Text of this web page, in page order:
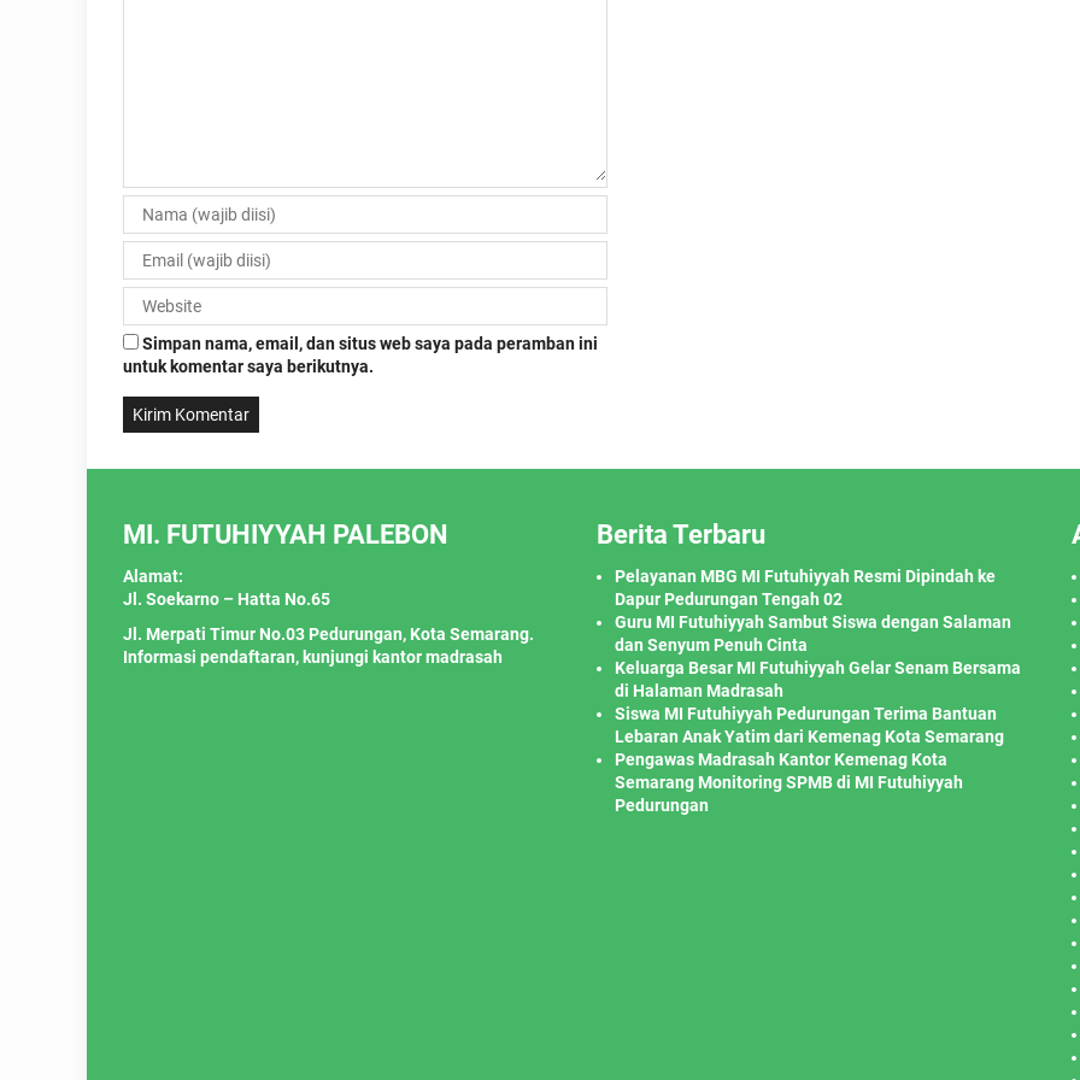
Simpan nama, email, dan situs web saya pada peramban ini
untuk komentar saya berikutnya.
MI. FUTUHIYYAH PALEBON
Alamat:
Jl. Soekarno – Hatta No.65
Jl. Merpati Timur No.03 Pedurungan, Kota Semarang.
Informasi pendaftaran, kunjungi kantor madrasah
Berita Terbaru
Pelayanan MBG MI Futuhiyyah Resmi Dipindah ke
Dapur Pedurungan Tengah 02
Guru MI Futuhiyyah Sambut Siswa dengan Salaman
dan Senyum Penuh Cinta
Keluarga Besar MI Futuhiyyah Gelar Senam Bersama
di Halaman Madrasah
Siswa MI Futuhiyyah Pedurungan Terima Bantuan
Lebaran Anak Yatim dari Kemenag Kota Semarang
Pengawas Madrasah Kantor Kemenag Kota
Semarang Monitoring SPMB di MI Futuhiyyah
Pedurungan